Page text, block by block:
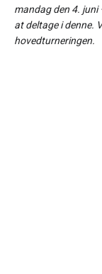
mandag den 4. juni
at deltage i denne.
hovedturneringen.